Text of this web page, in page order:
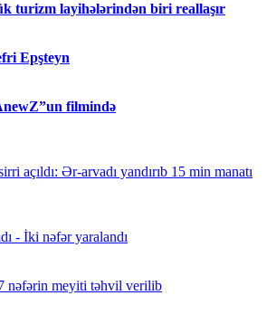
turizm layihələrindən biri reallaşır
Epşteyn
filmində
açıldı: Ər-arvadı yandırıb 15 min manatı
- İki nəfər yaralandı
nəfərin meyiti təhvil verilib